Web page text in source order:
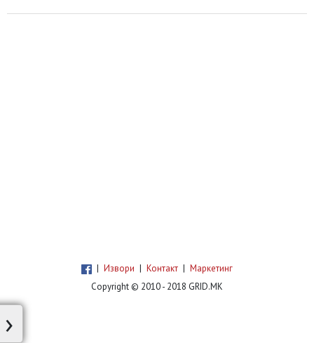
| Извори | Контакт | Маркетинг
Copyright © 2010 - 2018 GRID.MK
›